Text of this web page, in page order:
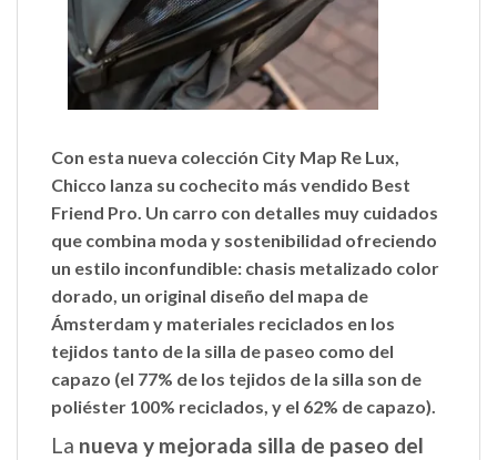
Con esta nueva colección City Map Re Lux,
Chicco lanza su cochecito más vendido Best
Friend Pro. Un carro con detalles muy cuidados
que combina moda y sostenibilidad ofreciendo
un estilo inconfundible: chasis metalizado color
dorado, un original diseño del mapa de
Ámsterdam y materiales reciclados en los
tejidos tanto de la silla de paseo como del
capazo (el 77% de los tejidos de la silla son de
poliéster 100% reciclados, y el 62% de capazo).
La nueva y mejorada silla de paseo del